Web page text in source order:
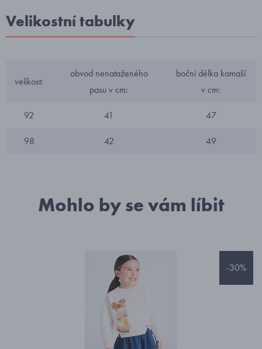
Velikostní tabulky
velikost:
obvod nenataženého
pasu v cm:
boční délka kamaší
v cm:
92 41 47
98 42 49
Mohlo by se vám líbit
-30%